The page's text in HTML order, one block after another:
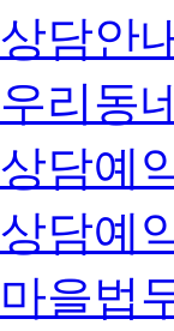
상담안
우리동
상담예
상담예
마을법